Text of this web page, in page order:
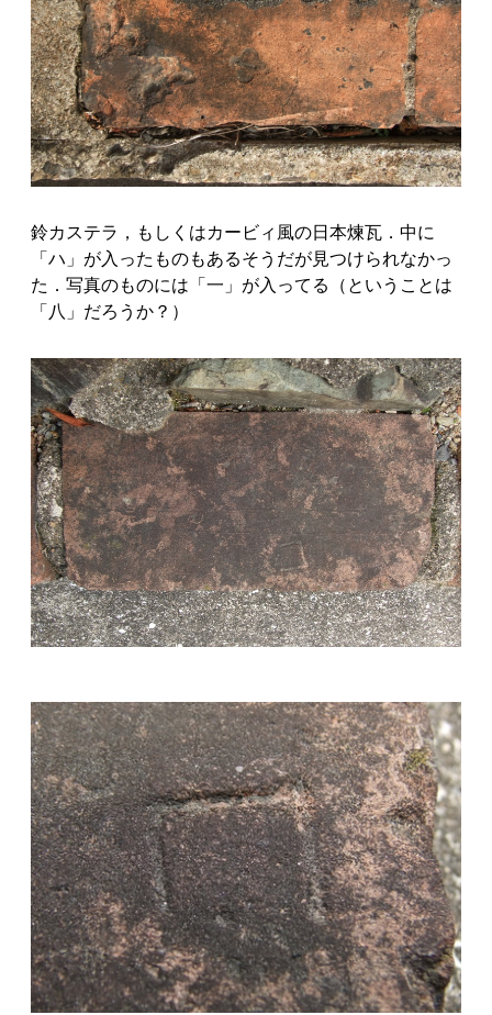
鈴カステラ，もしくはカービィ風の日本煉瓦．中に
「ハ」が入ったものもあるそうだが見つけられなかっ
た．写真のものには「一」が入ってる（ということは
「八」だろうか？）